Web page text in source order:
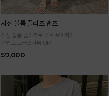
사선 볼륨 플리츠 팬츠
사선 볼륨 플리츠로 더욱 우아하게
가볍고 고급스러움 UP!
59,000